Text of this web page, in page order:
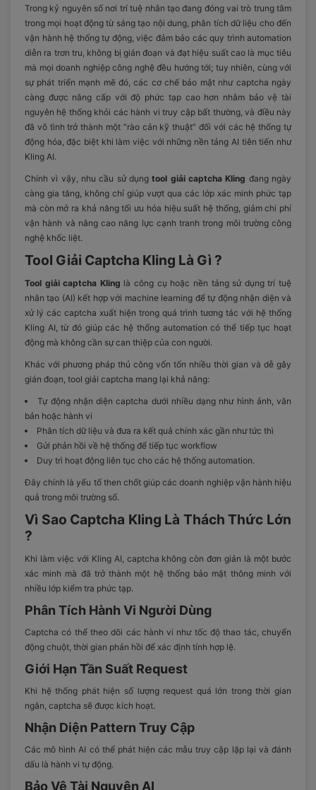
Trong kỷ nguyên số nơi trí tuệ nhân tạo đang đóng vai trò trung tâm
trong mọi hoạt động từ sáng tạo nội dung, phân tích dữ liệu cho đến
vận hành hệ thống tự động, việc đảm bảo các quy trình automation
diễn ra trơn tru, không bị gián đoạn và đạt hiệu suất cao là mục tiêu
mà mọi doanh nghiệp công nghệ đều hướng tới; tuy nhiên, cùng với
sự phát triển mạnh mẽ đó, các cơ chế bảo mật như captcha ngày
càng được nâng cấp với độ phức tạp cao hơn nhằm bảo vệ tài
nguyên hệ thống khỏi các hành vi truy cập bất thường, và điều này
đã vô tình trở thành một “rào cản kỹ thuật” đối với các hệ thống tự
động hóa, đặc biệt khi làm việc với những nền tảng AI tiên tiến như
Kling AI.
Chính vì vậy, nhu cầu sử dụngtool giải captcha Kling đang ngày
càng gia tăng, không chỉ giúp vượt qua các lớp xác minh phức tạp
mà còn mở ra khả năng tối ưu hóa hiệu suất hệ thống, giảm chi phí
vận hành và nâng cao năng lực cạnh tranh trong môi trường công
nghệ khốc liệt.
Tool Giải Captcha Kling Là Gì ?
Tool giải captcha Kling là công cụ hoặc nền tảng sử dụng trí tuệ
nhân tạo (AI) kết hợp với machine learning để tự động nhận diện và
xử lý các captcha xuất hiện trong quá trình tương tác với hệ thống
Kling AI, từ đó giúp các hệ thống automation có thể tiếp tục hoạt
động mà không cần sự can thiệp của con người.
Khác với phương pháp thủ công vốn tốn nhiều thời gian và dễ gây
gián đoạn, tool giải captcha mang lại khả năng:
Tự động nhận diện captcha dưới nhiều dạng như hình ảnh, văn
bản hoặc hành vi
Phân tích dữ liệu và đưa ra kết quả chính xác gần như tức thì
Gửi phản hồi về hệ thống để tiếp tục workflow
Duy trì hoạt động liên tục cho các hệ thống automation.
Đây chính là yếu tố then chốt giúp các doanh nghiệp vận hành hiệu
quả trong môi trường số.
Vì Sao Captcha Kling Là Thách Thức Lớn
?
Khi làm việc với Kling AI, captcha không còn đơn giản là một bước
xác minh mà đã trở thành một hệ thống bảo mật thông minh với
nhiều lớp kiểm tra phức tạp.
Phân Tích Hành Vi Người Dùng
Captcha có thể theo dõi các hành vi như tốc độ thao tác, chuyển
động chuột, thời gian phản hồi để xác định tính hợp lệ.
Giới Hạn Tần Suất Request
Khi hệ thống phát hiện số lượng request quá lớn trong thời gian
ngắn, captcha sẽ được kích hoạt.
Nhận Diện Pattern Truy Cập
Các mô hình AI có thể phát hiện các mẫu truy cập lặp lại và đánh
dấu là hành vi tự động.
Bảo Vệ Tài Nguyên AI